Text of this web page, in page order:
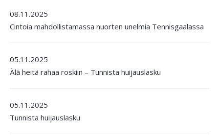
08.11.2025
Cintoia mahdollistamassa nuorten unelmia Tennisgaalassa
05.11.2025
Älä heitä rahaa roskiin – Tunnista huijauslasku
05.11.2025
Tunnista huijauslasku